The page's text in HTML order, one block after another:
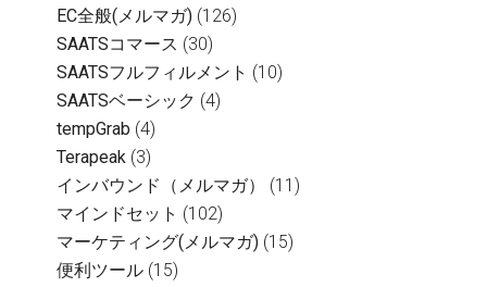
EC全般(メルマガ) (126)
SAATSコマース (30)
SAATSフルフィルメント (10)
SAATSベーシック (4)
tempGrab (4)
Terapeak (3)
インバウンド（メルマガ）
(11)
マインドセット (102)
マーケティング(メルマガ) (15)
便利ツール (15)